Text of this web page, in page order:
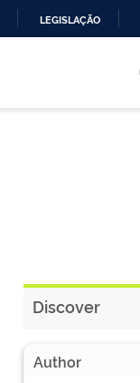
LEGISLAÇÃO
Discover
Author